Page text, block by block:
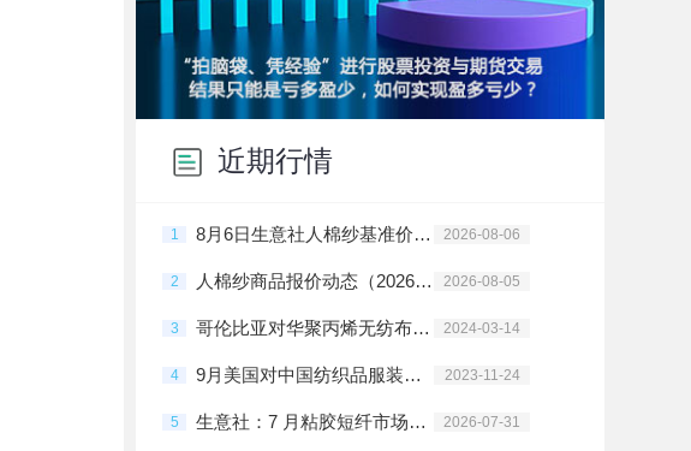
近期行情
1 8月6日生意社人棉纱基准价为17925.00元/吨 2026-08-06
2 人棉纱商品报价动态（2026-08-05） 2026-08-05
3 哥伦比亚对华聚丙烯无纺布启动反倾销调查 2024-03-14
4 9月美国对中国纺织品服装进口增加 2023-11-24
5 生意社：7 月粘胶短纤市场走势维稳 2026-07-31